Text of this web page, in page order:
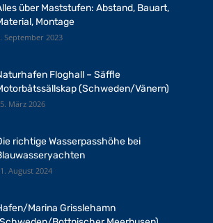
über Maststufen: Abstand, Bauart,
Montage
September 2023
Floghall – Säffle
(Schweden/Vänern)
März 2026
richtige Wasserpasshöhe bei
August 2024
Marina Grisslehamn